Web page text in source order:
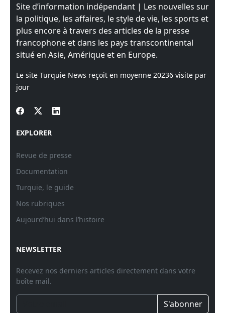
Site d’information indépendant | Les nouvelles sur
la politique, les affaires, le style de vie, les sports et
plus encore à travers des articles de la presse
francophone et dans les pays transcontinental
situé en Asie, Amérique et en Europe.
Le site Turquie News reçoit en moyenne 20236 visite par
jour
EXPLORER
Revue de presse
Documentation
Turquie, le guide
Nos rubriques
Aujourd’hui dans l’histoire
NEWSLETTER
Recevez nos derniers articles directement dans votre
boîte mail.
S'abonner